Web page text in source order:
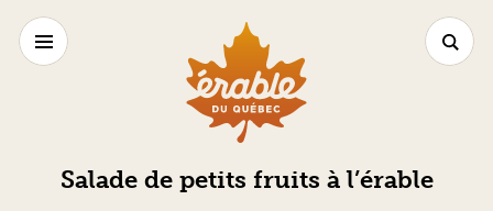
Salade de petits fruits à l’érable